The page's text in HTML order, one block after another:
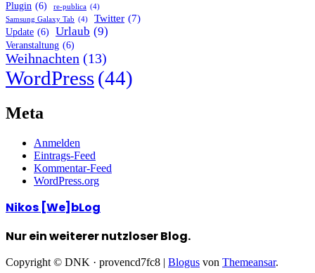
Plugin (6) re-publica (4)
Samsung Galaxy Tab (4) Twitter (7)
Update (6) Urlaub (9)
Veranstaltung (6)
Weihnachten (13)
WordPress(44)
Meta
Anmelden
Eintrags-Feed
Kommentar-Feed
WordPress.org
Nikos [We]bLog
Nur ein weiterer nutzloser Blog.
Copyright © DNK · provencd7fc8 | Blogus von Themeansar.